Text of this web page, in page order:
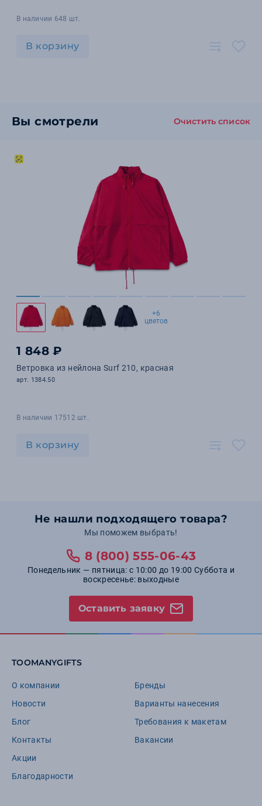
В наличии 648 шт.
В корзину
Вы смотрели Очистить список
+6
цветов
1 848 ₽
Ветровка из нейлона Surf 210, красная
арт. 1384.50
В наличии 17512 шт.
В корзину
Не нашли подходящего товара?
Мы поможем выбрать!
8 (800) 555-06-43
Понедельник — пятница: с 10:00 до 19:00 Суббота и
воскресенье: выходные
Оставить заявку
TOOMANYGIFTS
О компании
Новости
Блог
Контакты
Акции
Благодарности
Бренды
Варианты нанесения
Требования к макетам
Вакансии